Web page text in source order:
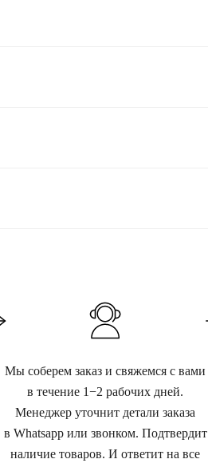
Мы соберем заказ и свяжемся с вами
в течение 1−2 рабочих дней.
Менеджер уточнит детали заказа
в Whatsapp или звонком. Подтвердит
наличие товаров. И ответит на все